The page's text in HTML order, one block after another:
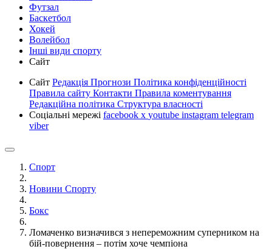
Футзал
Баскетбол
Хокей
Волейбол
Інші види спорту
Сайт
Сайт Редакція Прогнози Політика конфіденційності
Правила сайту Контакти Правила коментування
Редакційна політика Структура власності
Соціальні мережі facebook x youtube instagram telegram
viber
Спорт
Новини Спорту
Бокс
Ломаченко визначився з непереможним суперником на
бій-повернення – потім хоче чемпіона